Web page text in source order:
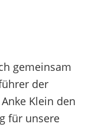
gemeinsam
der
Klein den
für unsere